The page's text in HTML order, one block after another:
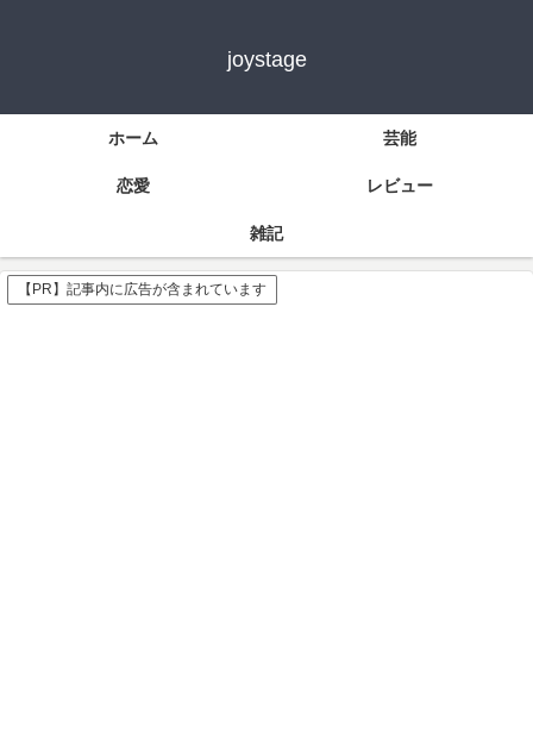
joystage
ホーム 芸能
恋愛 レビュー
雑記
【PR】記事内に広告が含まれています